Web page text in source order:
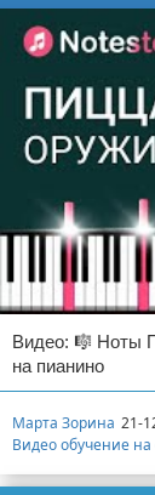
Видео: 🎼 Ноты
на пианино
Марта Зорина 21-
Видео обучение